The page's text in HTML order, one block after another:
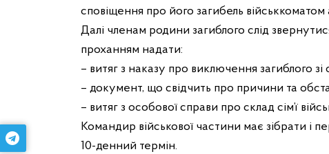
сповіщення про його загибель
Далі членам родини загиблого слід
проханням надати:
– витяг з наказу про виключення загиблого
– документ, що свідчить про причини та
– витяг з особової справи про склад сім’ї
Командир військової частини має зібрати і
10-денний термін.